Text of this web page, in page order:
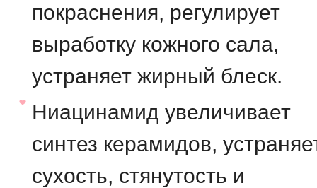
покраснения, регулирует
выработку кожного сала,
устраняет жирный блеск.
Ниацинамид увеличивает
синтез керамидов,
сухость, стянутость и